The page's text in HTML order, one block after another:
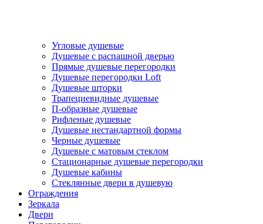
Угловые душевые
Душевые с распашной дверью
Прямые душевые перегородки
Душевые перегородки Loft
Душевые шторки
Трапециевидные душевые
П-образные душевые
Рифленые душевые
Душевые нестандартной формы
Черные душевые
Душевые с матовым стеклом
Стационарные душевые перегородки
Душевые кабины
Стеклянные двери в душевую
Ограждения
Зеркала
Двери